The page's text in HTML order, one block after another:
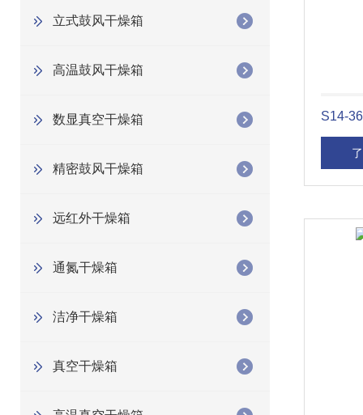
立式鼓风干燥箱
高温鼓风干燥箱
数显真空干燥箱
精密鼓风干燥箱
远红外干燥箱
通氮干燥箱
洁净干燥箱
真空干燥箱
S14-